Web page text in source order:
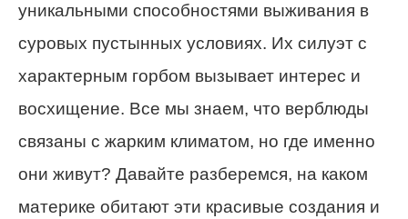
уникальными способностями выживания в
суровых пустынных условиях. Их силуэт с
характерным горбом вызывает интерес и
восхищение. Все мы знаем, что верблюды
связаны с жарким климатом, но где именно
они живут? Давайте разберемся, на каком
материке обитают эти красивые создания и